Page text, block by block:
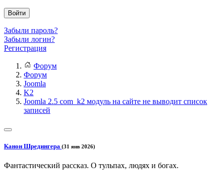
Войти
Забыли пароль?
Забыли логин?
Регистрация
Форум
Форум
Joomla
K2
Joomla 2.5 com_k2 модуль на сайте не выводит список
записей
Канон Шредингера (31 янв 2026)
Фантастический рассказ. О тульпах, людях и богах.